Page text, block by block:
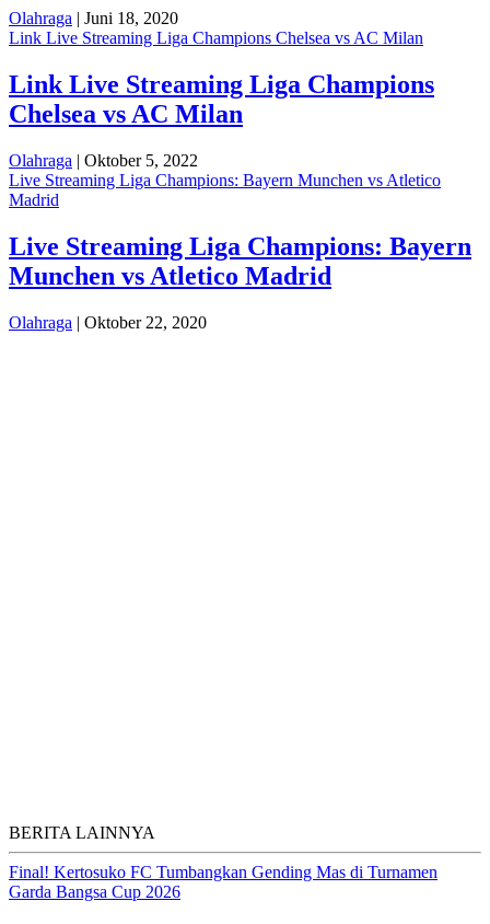
Olahraga | Juni 18, 2020
Link Live Streaming Liga Champions Chelsea vs AC Milan
Link Live Streaming Liga Champions
Chelsea vs AC Milan
Olahraga | Oktober 5, 2022
Live Streaming Liga Champions: Bayern Munchen vs Atletico
Madrid
Live Streaming Liga Champions: Bayern
Munchen vs Atletico Madrid
Olahraga | Oktober 22, 2020
BERITA LAINNYA
Final! Kertosuko FC Tumbangkan Gending Mas di Turnamen
Garda Bangsa Cup 2026